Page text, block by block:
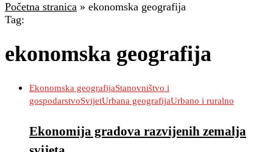
Početna stranica » ekonomska geografija
Tag:
ekonomska geografija
Ekonomska geografijaStanovništvo i
gospodarstvoSvijetUrbana geografijaUrbano i ruralno
Ekonomija gradova razvijenih zemalja